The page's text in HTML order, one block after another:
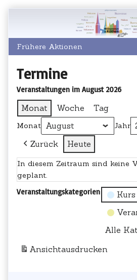
Termine
Veranstaltungen im August 2026
Monat Woche Tag
Monat Jahr
Zurück Heute
In diesem Zeitraum sind keine
geplant.
Veranstaltungskategorien Kurs
Alle
Ansichtausdrucken